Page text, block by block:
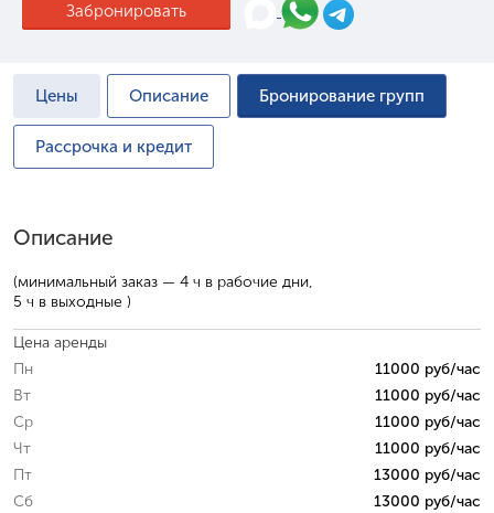
Забронировать
Цены Описание Бронирование групп
Рассрочка и кредит
Описание
(минимальный заказ — 4 ч в рабочие дни,
5 ч в выходные )
Цена аренды
Пн
11000 руб/час
Вт
11000 руб/час
Ср
11000 руб/час
Чт
11000 руб/час
Пт
13000 руб/час
Сб
13000 руб/час